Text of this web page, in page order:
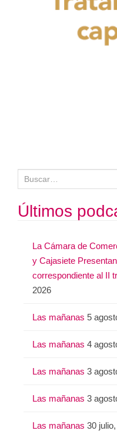
u
s
c
Últimos
La Cámara de
y Cajasiete
correspondiente al II
2026
Las mañanas 5
Las mañanas 4
Las mañanas 3
Las mañanas 3
Las mañanas 30